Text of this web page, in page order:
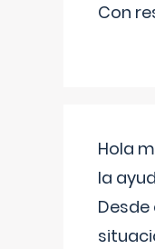
Con
Hola
la
Desde